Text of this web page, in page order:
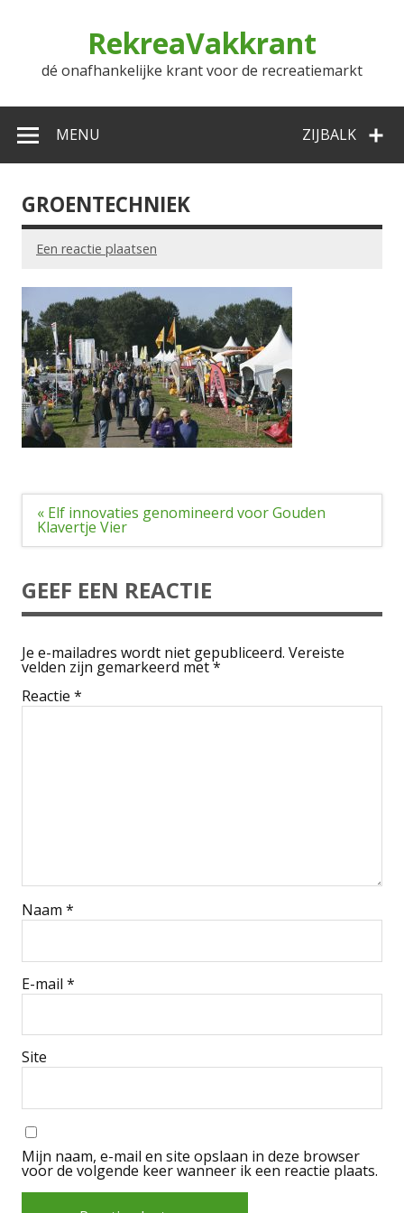
RekreaVakkrant
dé onafhankelijke krant voor de recreatiemarkt
ZIJBALK
MENU
GROENTECHNIEK
Een reactie plaatsen
Bericht
navigatie
« Elf innovaties genomineerd voor Gouden
Klavertje Vier
GEEF EEN REACTIE
Je e-mailadres wordt niet gepubliceerd. Vereiste
velden zijn gemarkeerd met*
Reactie *
Naam *
E-mail *
Site
Mijn naam, e-mail en site opslaan in deze browser
voor de volgende keer wanneer ik een reactie plaats.